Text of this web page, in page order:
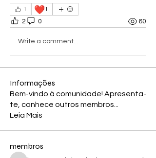
1 ❤️1
2 0 60
Write a comment...
Informações
Bem-vindo à comunidade! Apresenta-
te, conhece outros membros
Leia Mais
membros